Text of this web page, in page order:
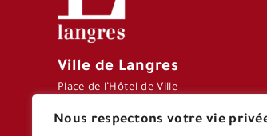
Nous respectons votre vie
Ville de Langres
Place de l’Hôtel de Ville
LANGRES CEDEX